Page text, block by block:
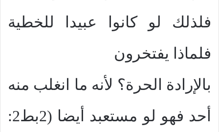
فلذلك لو كانوا عبيدا للخطية
فلماذا يفتخرون
بالإرادة الحرة؟ لأنه ما انغلب منه
أحد فهو لو مستعبد أيضا (2بط2: